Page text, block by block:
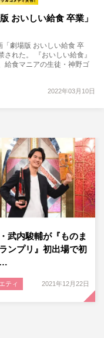
おいしい給食 卒業」
劇場版 おいしい給食 卒
れた。 『おいしい給食』
給食マニアの生徒・神野ゴ
2022年03月10日
武内駿輔が『ものま
ンプリ』初出場で初
ティ 2021年12月22日